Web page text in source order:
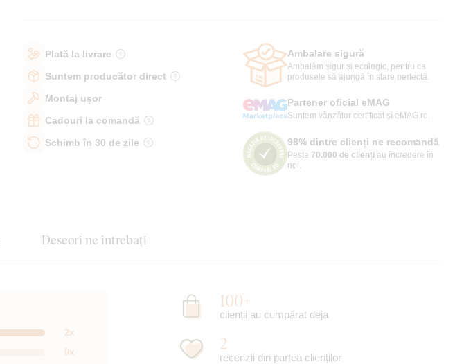
Plată la livrare
Suntem producător direct
Montaj ușor
Cadouri la comandă
Schimb în 30 de zile
Ambalare sigură
Ambalăm sigur și ecologic, pentru ca
produsele să ajungă în stare perfectă.
Partener oficial eMAG
Suntem vânzător certificat și eMAG.ro.
98% dintre clienți ne recomandă
Peste 70.000 de clienți au încredere în
noi.
Deseori ne întrebați
0x
2x
100+
clienții au cumpărat deja
2
recenzii din partea clienților